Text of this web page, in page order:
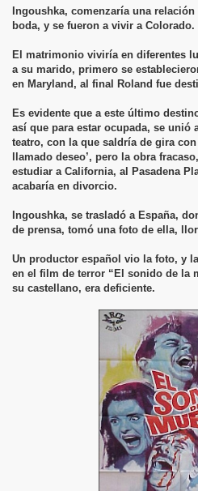
Ingoushka, comenzaría una
boda, y se fueron a vivir a Colorado.
El matrimonio viviría en diferentes
a su marido, primero se
en Maryland, al final Roland fue
Es evidente que a este último
así que para estar ocupada, se unió
teatro, con la que saldría de gira
llamado deseo’, pero la obra
estudiar a California, al Pasadena
acabaría en divorcio.
Ingoushka, se trasladó a España,
de prensa, tomó una foto de ella,
Un productor español vio la foto, y
en el film de terror “El sonido de la
su castellano, era deficiente.